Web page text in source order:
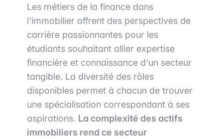
Les métiers de la finance dans
l'immobilier offrent des perspectives de
carrière passionnantes pour les
étudiants souhaitant allier expertise
financière et connaissance d'un secteur
tangible. La diversité des rôles
disponibles permet à chacun de trouver
une spécialisation correspondant à ses
aspirations. La complexité des actifs
immobiliers rend ce secteur